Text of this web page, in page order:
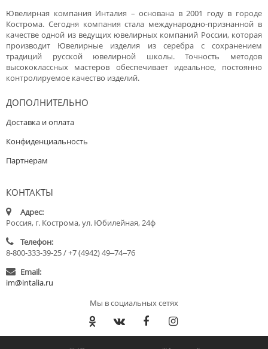
Ювелирная компания Инталия – основана в 2001 году в городе
Кострома. Сегодня компания стала международно-признанной в
качестве одной из ведущих ювелирных компаний России, которая
производит Ювелирные изделия из серебра с сохранением
традиций русской ювелирной школы. Точность методов
высококлассных мастеров обеспечивает идеальное, постоянно
контролируемое качество изделий.
ДОПОЛНИТЕЛЬНО
Доставка и оплата
Конфиденциальность
Партнерам
КОНТАКТЫ
Адрес:
Россия, г. Кострома, ул. Юбилейная, 24ф
Телефон:
8-800-333-39-25 / +7 (4942) 49‒74‒76
Email:
im@intalia.ru
Мы в социальных сетях